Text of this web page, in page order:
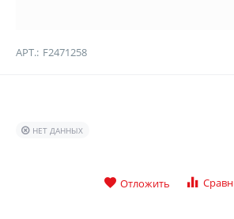
АРТ.: F2471258
НЕТ ДАННЫХ
Отложить